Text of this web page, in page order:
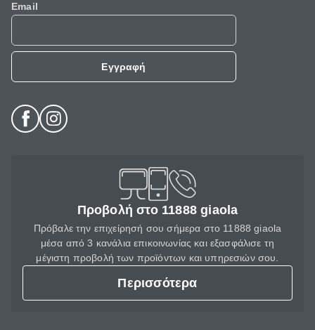
Email
Εγγραφή
Προβολή στο 11888 giaola
Πρόβαλε την επιχείρησή σου σήμερα στο 11888 giaola
μέσα από 3 κανάλια επικοινωνίας και εξασφάλισε τη
μέγιστη προβολή των προϊόντων και υπηρεσιών σου.
Περισσότερα